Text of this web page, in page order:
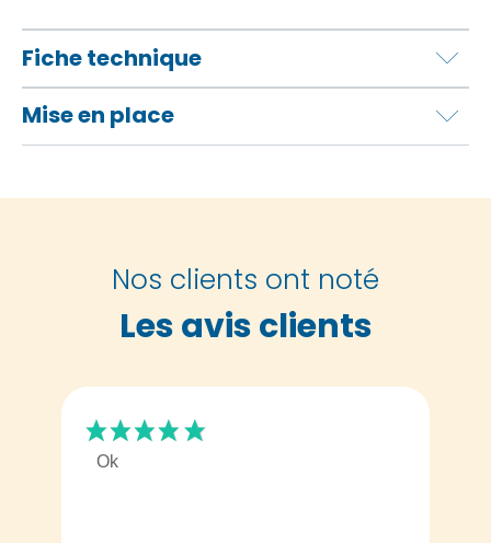
Fiche technique
Mise en place
Nos clients ont noté
Les avis clients
Ok